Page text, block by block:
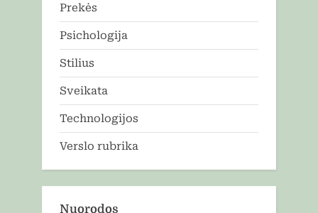
Prekės
Psichologija
Stilius
Sveikata
Technologijos
Verslo rubrika
Nuorodos